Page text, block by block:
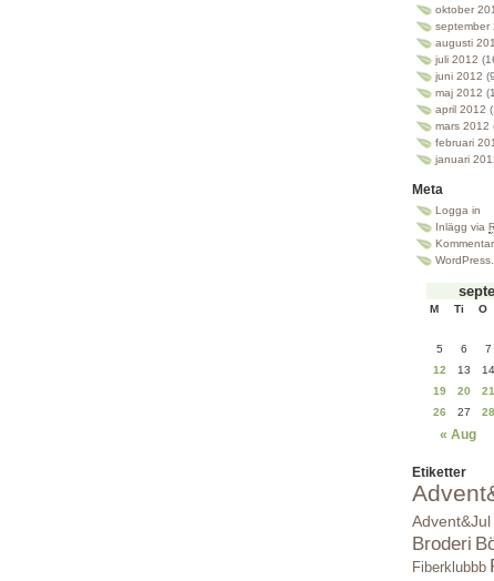
oktober
september
augusti
juli 2012
juni 2012
maj 2012
april 2012
mars 2012
februari
januari
Meta
Logga in
Inlägg via
M Ti O
« Aug
5
6 7
12
13 14
19
20 21
26
27 28
Etiketter
Advent&Jul
Broderi
Fiberklubbb